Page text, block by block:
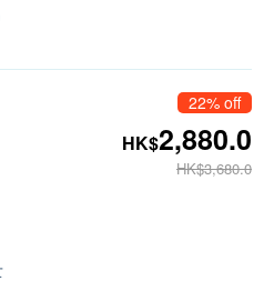
22% off
HK$2,880.0
HK$3,680.0